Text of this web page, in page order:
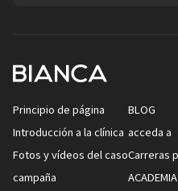
Principio de página
Introducción a la clínica
Fotos y vídeos del caso
campaña
BLOG
acceda a
Carreras